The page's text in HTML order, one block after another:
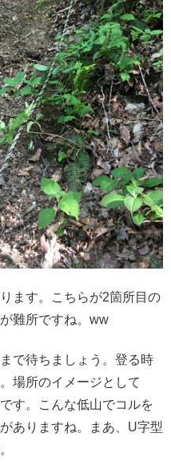
ます。こちらが2箇所目の
難所ですね。ww
で待ちましょう。登る時
場所のイメージとして
す。こんな低山でコルを
ありますね。まあ、U字型